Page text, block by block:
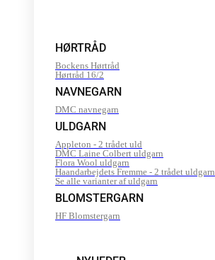
HØRTRÅD
Bockens Hørtråd
Hørtråd 16/2
NAVNEGARN
DMC navnegarn
ULDGARN
Appleton - 2 trådet uld
DMC Laine Colbert uldgarn
Flora Wool uldgarn
Haandarbejdets Fremme - 2 trådet uldgarn
Se alle varianter af uldgarn
BLOMSTERGARN
HF Blomstergarn